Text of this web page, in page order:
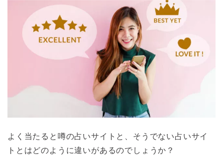
よく当たると噂の占いサイトと、そうでない占いサイ
トとはどのように違いがあるのでしょうか？